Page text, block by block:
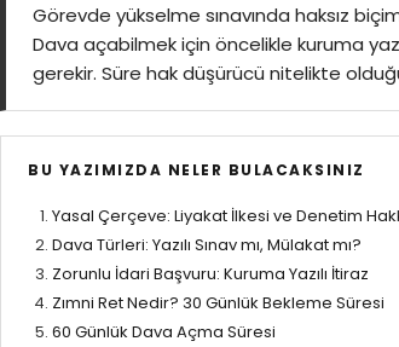
Görevde yükselme sınavında haksız
Dava açabilmek için öncelikle kuruma
gerekir. Süre hak düşürücü nitelikte
BU YAZIMIZDA NELER BULACAKSINIZ
Yasal Çerçeve: Liyakat İlkesi ve Denetim
Dava Türleri: Yazılı Sınav mı, Mülakat mı?
Zorunlu İdari Başvuru: Kuruma Yazılı İtiraz
Zımni Ret Nedir? 30 Günlük Bekleme Süresi
60 Günlük Dava Açma Süresi